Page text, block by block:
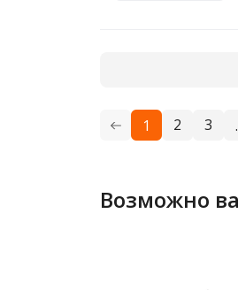
1 2 3
Возможно